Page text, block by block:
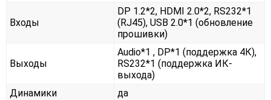
Входы
DP 1.2*2, HDMI 2.0*2, RS232*1
(RJ45), USB 2.0*1 (обновление
прошивки)
Выходы
Audio*1 , DP*1 (поддержка 4К),
RS232*1 (поддержка ИК-
выхода)
Динамики
да